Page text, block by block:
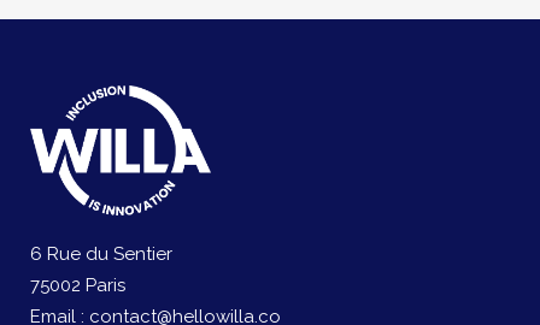
6 Rue du Sentier
75002 Paris
Email : contact@hellowilla.co